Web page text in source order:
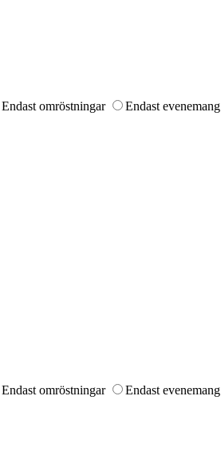
Endast omröstningar
Endast evenemang
Endast omröstningar
Endast evenemang